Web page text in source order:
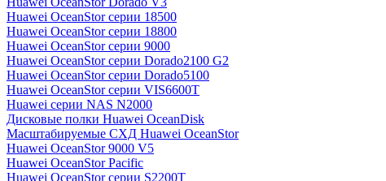
Huawei OceanStor серии 18500
Huawei OceanStor серии 18800
Huawei OceanStor серии 9000
Huawei OceanStor серии Dorado2100 G2
Huawei OceanStor серии Dorado5100
Huawei OceanStor серии VIS6600T
Huawei серии NAS N2000
Дисковые полки Huawei OceanDisk
Масштабируемые СХД Huawei OceanStor
Huawei OceanStor 9000 V5
Huawei OceanStor Pacific
Huawei OceanStor серии S2200T